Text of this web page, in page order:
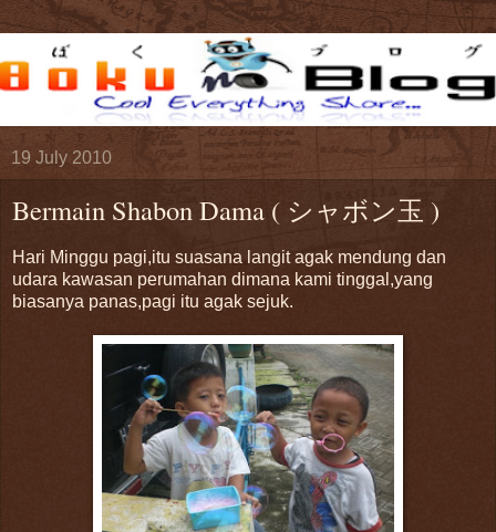
19 July 2010
Bermain Shabon Dama ( シャボン玉 )
Hari Minggu pagi,itu suasana langit agak mendung dan
udara kawasan perumahan dimana kami tinggal,yang
biasanya panas,pagi itu agak sejuk.